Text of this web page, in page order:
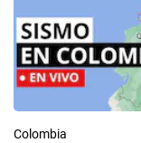
Colombia